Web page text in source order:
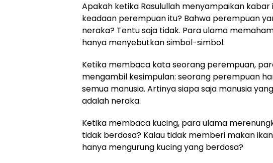
Apakah ketika Rasulullah menyampaikan
keadaan perempuan itu? Bahwa perempuan
neraka? Tentu saja tidak. Para ulama
hanya menyebutkan simbol-simbol.
Ketika membaca kata seorang perempuan,
mengambil kesimpulan: seorang perempuan
semua manusia. Artinya siapa saja manusia
adalah neraka.
Ketika membaca kucing, para ulama
tidak berdosa? Kalau tidak memberi makan
hanya mengurung kucing yang berdosa?